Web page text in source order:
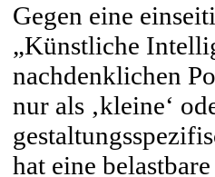
Gegen eine
„Künstliche
nachdenklichen
nur als ‚kleine‘
hat eine